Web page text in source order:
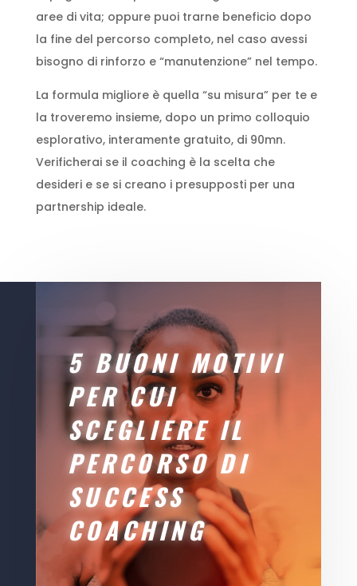
aree di vita; oppure puoi trarne beneficio dopo
la fine del percorso completo, nel caso avessi
bisogno di rinforzo e “manutenzione” nel tempo.
La formula migliore è quella “su misura” per te e
la troveremo insieme, dopo un primo colloquio
esplorativo, interamente gratuito, di 90mn.
Verificherai se il coaching è la scelta che
desideri e se si creano i presupposti per una
partnership ideale.
5 BUONI MOTIVI
PER CUI
SCEGLIERE IL
PERCORSO DI
SUCCESS
COACHING